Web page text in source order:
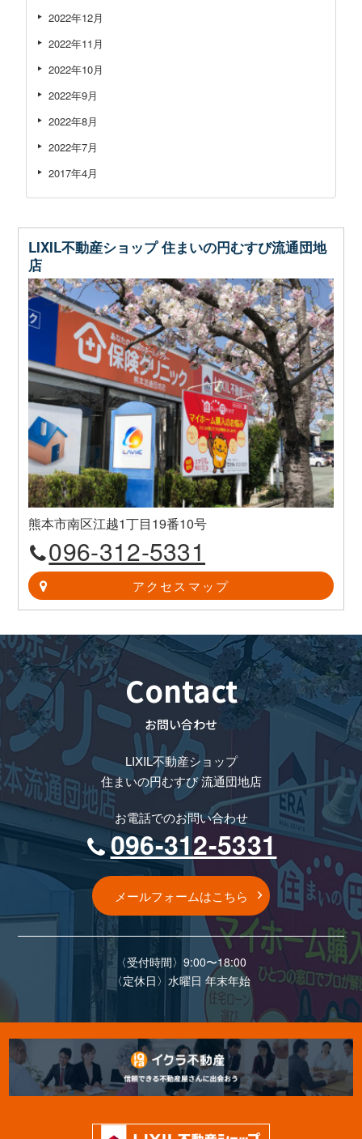
2022年12月
2022年11月
2022年10月
2022年9月
2022年8月
2022年7月
2017年4月
LIXIL不動産ショップ 住まいの円むすび流通団地
店
熊本市南区江越1丁目19番10号
096-312-5331
アクセスマップ
Contact
お問い合わせ
LIXIL不動産ショップ
住まいの円むすび 流通団地店
お電話でのお問い合わせ
096-312-5331
メールフォームはこちら
〈受付時間〉9:00〜18:00
〈定休⽇〉⽔曜⽇ 年末年始